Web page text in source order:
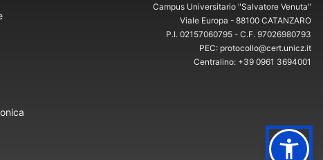
Campus Universitario "Salvatore Venuta"
Viale Europa - 88100 CATANZARO
P.I. 02157060795 - C.F. 97026980793
PEC: protocollo@cert.unicz.it
Centralino: +39 0961 3694001